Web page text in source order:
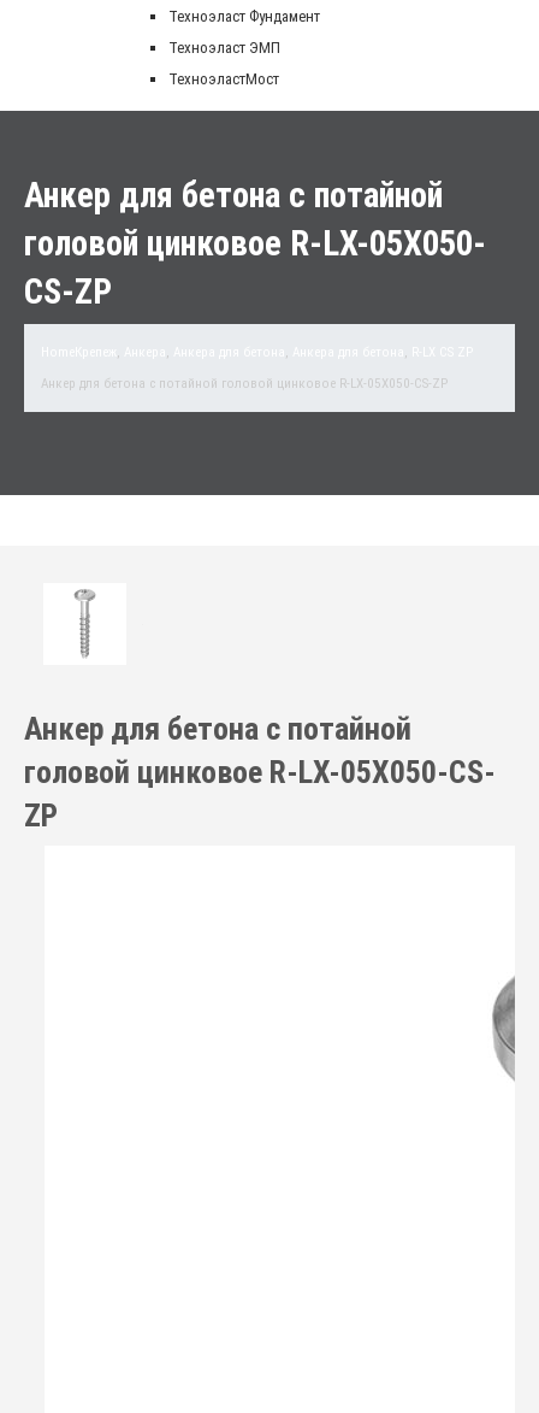
Техноэласт Фундамент
Техноэласт ЭМП
ТехноэластМост
Анкер для бетона с потайной
головой цинковое R-LX-05X050-
CS-ZP
, , , ,
Анкер для бетона с потайной головой цинковое R-LX-05X050-CS-ZP
Анкер для бетона с потайной
головой цинковое R-LX-05X050-CS-
ZP